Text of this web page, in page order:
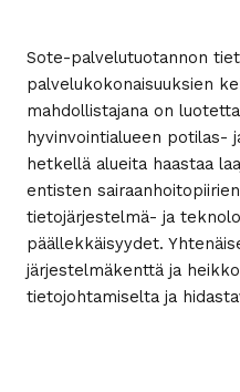
Sote-palvelutuotannon
palvelukokonaisuuksien
mahdollistajana on
hyvinvointialueen potilas-
hetkellä alueita haastaa
entisten
tietojärjestelmä- ja
päällekkäisyydet.
järjestelmäkenttä ja
tietojohtamiselta ja